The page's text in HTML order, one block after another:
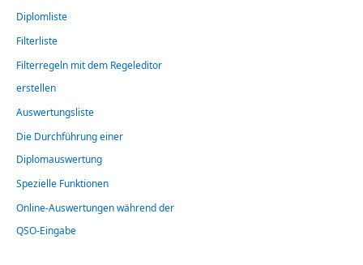
Diplomliste
Filterliste
Filterregeln mit dem Regeleditor
erstellen
Auswertungsliste
Die Durchführung einer
Diplomauswertung
Spezielle Funktionen
Online-Auswertungen während der
QSO-Eingabe